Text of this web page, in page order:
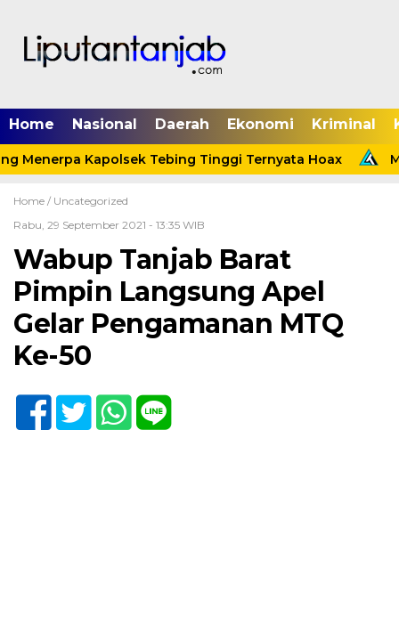
Home Nasional Daerah Ekonomi Kriminal
Menerpa Kapolsek Tebing Tinggi Ternyata Hoax
Home / Uncategorized
Rabu, 29 September 2021 - 13:35 WIB
Wabup Tanjab Barat
Pimpin Langsung Apel
Gelar Pengamanan MTQ
Ke-50